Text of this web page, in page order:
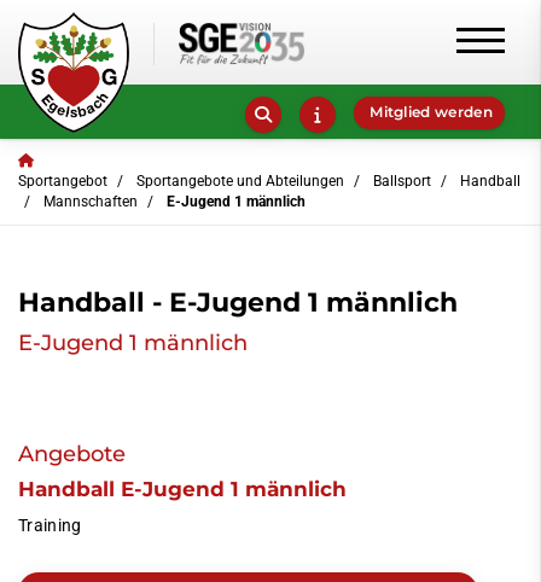
Mitglied werden
Sportangebot Sportangebote und Abteilungen Ballsport
Handball
Mannschaften
E-Jugend 1 männlich
Handball - E-Jugend 1 männlich
E-Jugend 1 männlich
Angebote
Handball E-Jugend 1 männlich
Training